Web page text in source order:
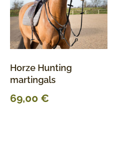
Horze Hunting
martingals
69,00 €